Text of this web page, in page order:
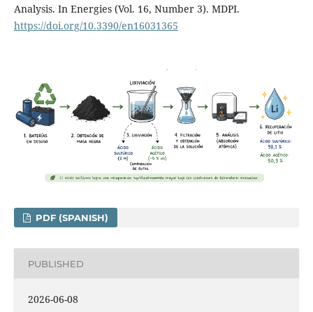
Analysis. In Energies (Vol. 16, Number 3). MDPI.
https://doi.org/10.3390/en16031365
PDF (SPANISH)
PUBLISHED
2026-06-08